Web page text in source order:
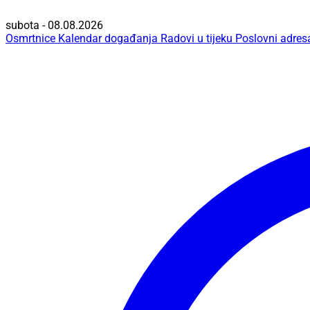
subota - 08.08.2026
Osmrtnice Kalendar događanja Radovi u tijeku Poslovni